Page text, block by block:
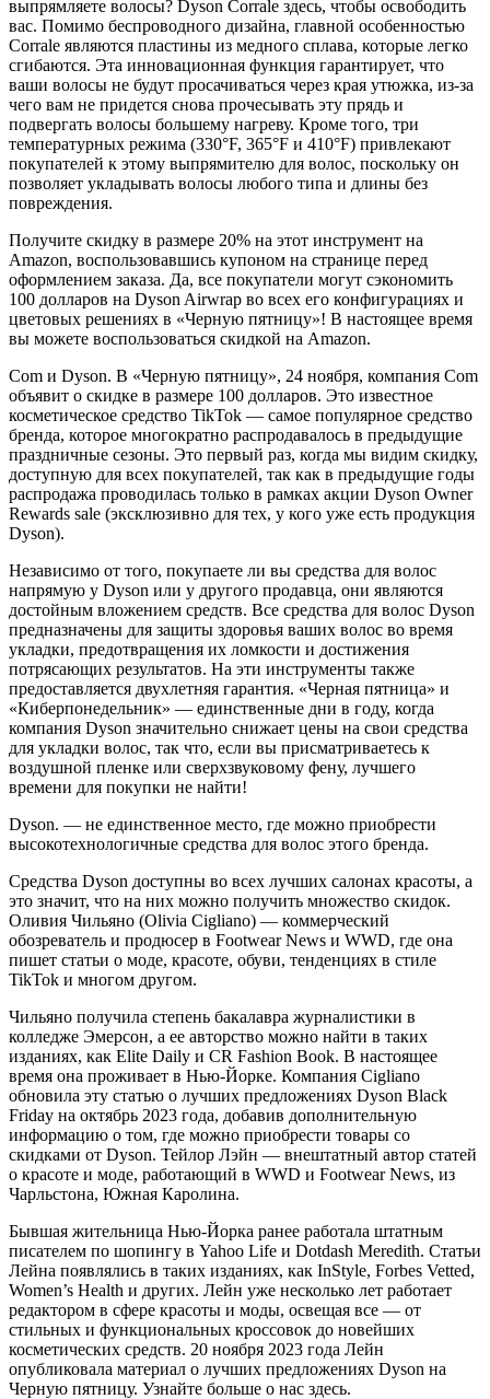
выпрямляете волосы? Dyson Corrale здесь, чтобы освободить
вас. Помимо беспроводного дизайна, главной особенностью
Corrale являются пластины из медного сплава, которые легко
сгибаются. Эта инновационная функция гарантирует, что
ваши волосы не будут просачиваться через края утюжка, из-за
чего вам не придется снова прочесывать эту прядь и
подвергать волосы большему нагреву. Кроме того, три
температурных режима (330°F, 365°F и 410°F) привлекают
покупателей к этому выпрямителю для волос, поскольку он
позволяет укладывать волосы любого типа и длины без
повреждения.
Получите скидку в размере 20% на этот инструмент на
Amazon, воспользовавшись купоном на странице перед
оформлением заказа. Да, все покупатели могут сэкономить
100 долларов на Dyson Airwrap во всех его конфигурациях и
цветовых решениях в «Черную пятницу»! В настоящее время
вы можете воспользоваться скидкой на Amazon.
Com и Dyson. В «Черную пятницу», 24 ноября, компания Com
объявит о скидке в размере 100 долларов. Это известное
косметическое средство TikTok — самое популярное средство
бренда, которое многократно распродавалось в предыдущие
праздничные сезоны. Это первый раз, когда мы видим скидку,
доступную для всех покупателей, так как в предыдущие годы
распродажа проводилась только в рамках акции Dyson Owner
Rewards sale (эксклюзивно для тех, у кого уже есть продукция
Dyson).
Независимо от того, покупаете ли вы средства для волос
напрямую у Dyson или у другого продавца, они являются
достойным вложением средств. Все средства для волос Dyson
предназначены для защиты здоровья ваших волос во время
укладки, предотвращения их ломкости и достижения
потрясающих результатов. На эти инструменты также
предоставляется двухлетняя гарантия. «Черная пятница» и
«Киберпонедельник» — единственные дни в году, когда
компания Dyson значительно снижает цены на свои средства
для укладки волос, так что, если вы присматриваетесь к
воздушной пленке или сверхзвуковому фену, лучшего
времени для покупки не найти!
Dyson. — не единственное место, где можно приобрести
высокотехнологичные средства для волос этого бренда.
Средства Dyson доступны во всех лучших салонах красоты, а
это значит, что на них можно получить множество скидок.
Оливия Чильяно (Olivia Cigliano) — коммерческий
обозреватель и продюсер в Footwear News и WWD, где она
пишет статьи о моде, красоте, обуви, тенденциях в стиле
TikTok и многом другом.
Чильяно получила степень бакалавра журналистики в
колледже Эмерсон, а ее авторство можно найти в таких
изданиях, как Elite Daily и CR Fashion Book. В настоящее
время она проживает в Нью-Йорке. Компания Cigliano
обновила эту статью о лучших предложениях Dyson Black
Friday на октябрь 2023 года, добавив дополнительную
информацию о том, где можно приобрести товары со
скидками от Dyson. Тейлор Лэйн — внештатный автор статей
о красоте и моде, работающий в WWD и Footwear News, из
Чарльстона, Южная Каролина.
Бывшая жительница Нью-Йорка ранее работала штатным
писателем по шопингу в Yahoo Life и Dotdash Meredith. Статьи
Лейна появлялись в таких изданиях, как InStyle, Forbes Vetted,
Women’s Health и других. Лейн уже несколько лет работает
редактором в сфере красоты и моды, освещая все — от
стильных и функциональных кроссовок до новейших
косметических средств. 20 ноября 2023 года Лейн
опубликовала материал о лучших предложениях Dyson на
Черную пятницу. Узнайте больше о нас здесь.